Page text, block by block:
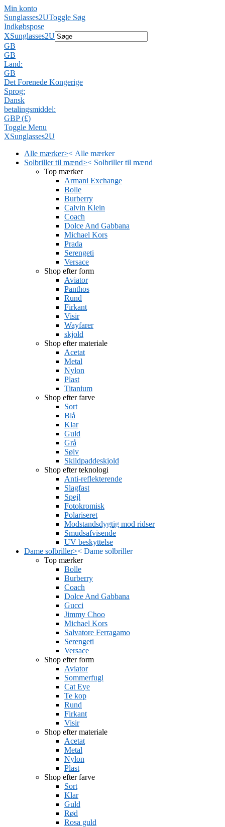
Min konto
Sunglasses2UToggle Søg
Indkøbspose
XSunglasses2U
GB
GB
Land:
GB
Det Forenede Kongerige
Sprog:
Dansk
betalingsmiddel:
GBP (£)
Toggle Menu
XSunglasses2U
Alle mærker>< Alle mærker
Solbriller til mænd>< Solbriller til mænd
Top mærker
Armani Exchange
Bolle
Burberry
Calvin Klein
Coach
Dolce And Gabbana
Michael Kors
Prada
Serengeti
Versace
Shop efter form
Aviator
Panthos
Rund
Firkant
Visir
Wayfarer
skjold
Shop efter materiale
Acetat
Metal
Nylon
Plast
Titanium
Shop efter farve
Sort
Blå
Klar
Guld
Grå
Sølv
Skildpaddeskjold
Shop efter teknologi
Anti-reflekterende
Slagfast
Spejl
Fotokromisk
Polariseret
Modstandsdygtig mod ridser
Smudsafvisende
UV beskyttelse
Dame solbriller>< Dame solbriller
Top mærker
Bolle
Burberry
Coach
Dolce And Gabbana
Gucci
Jimmy Choo
Michael Kors
Salvatore Ferragamo
Serengeti
Versace
Shop efter form
Aviator
Sommerfugl
Cat Eye
Te kop
Rund
Firkant
Visir
Shop efter materiale
Acetat
Metal
Nylon
Plast
Shop efter farve
Sort
Klar
Guld
Rød
Rosa guld